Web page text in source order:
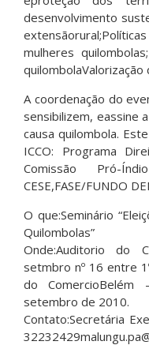
desenvolvimento
mulheres
A coordenação do
sensibilizem, eassine
causa quilombola.
ICCO: Programa
Comissão Pró-
CESE,FASE/FUNDO
O que:Seminário
Quilombolas”
Onde:Auditorio do
setmbro nº 16 entre
do
setembro de 2010.
Contato:Secretária